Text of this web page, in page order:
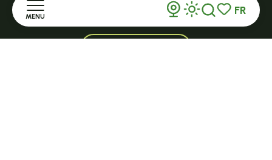
MENU
Voir les
Recherche
FR
tence@ot-hautlignon.com